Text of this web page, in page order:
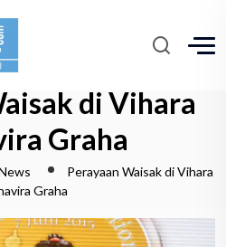
di Vihara
Graha
Perayaan Waisak di Vihara
Graha